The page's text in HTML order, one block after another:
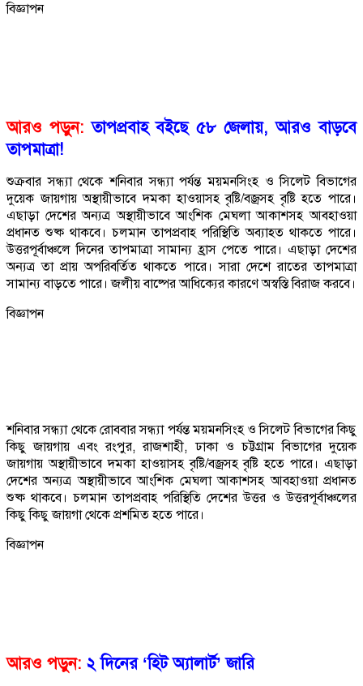
বিজ্ঞাপন
আরও পড়ুন: তাপপ্রবাহ বইছে ৫৮ জেলায়, আরও বাড়বে
তাপমাত্রা!
শুক্রবার সন্ধ্যা থেকে শনিবার সন্ধ্যা পর্যন্ত ময়মনসিংহ ও সিলেট বিভাগের
দুয়েক জায়গায় অস্থায়ীভাবে দমকা হাওয়াসহ বৃষ্টি/বজ্রসহ বৃষ্টি হতে পারে।
এছাড়া দেশের অন্যত্র অস্থায়ীভাবে আংশিক মেঘলা আকাশসহ আবহাওয়া
প্রধানত শুষ্ক থাকবে। চলমান তাপপ্রবাহ পরিস্থিতি অব্যাহত থাকতে পারে।
উত্তরপূর্বাঞ্চলে দিনের তাপমাত্রা সামান্য হ্রাস পেতে পারে। এছাড়া দেশের
অন্যত্র তা প্রায় অপরিবর্তিত থাকতে পারে। সারা দেশে রাতের তাপমাত্রা
সামান্য বাড়তে পারে। জলীয় বাষ্পের আধিক্যের কারণে অস্বস্তি বিরাজ করবে।
বিজ্ঞাপন
শনিবার সন্ধ্যা থেকে রোববার সন্ধ্যা পর্যন্ত ময়মনসিংহ ও সিলেট বিভাগের কিছু
কিছু জায়গায় এবং রংপুর, রাজশাহী, ঢাকা ও চট্টগ্রাম বিভাগের দুয়েক
জায়গায় অস্থায়ীভাবে দমকা হাওয়াসহ বৃষ্টি/বজ্রসহ বৃষ্টি হতে পারে। এছাড়া
দেশের অন্যত্র অস্থায়ীভাবে আংশিক মেঘলা আকাশসহ আবহাওয়া প্রধানত
শুষ্ক থাকবে। চলমান তাপপ্রবাহ পরিস্থিতি দেশের উত্তর ও উত্তরপূর্বাঞ্চলের
কিছু কিছু জায়গা থেকে প্রশমিত হতে পারে।
বিজ্ঞাপন
আরও পড়ুন: ২ দিনের ‘হিট অ্যালার্ট’ জারি